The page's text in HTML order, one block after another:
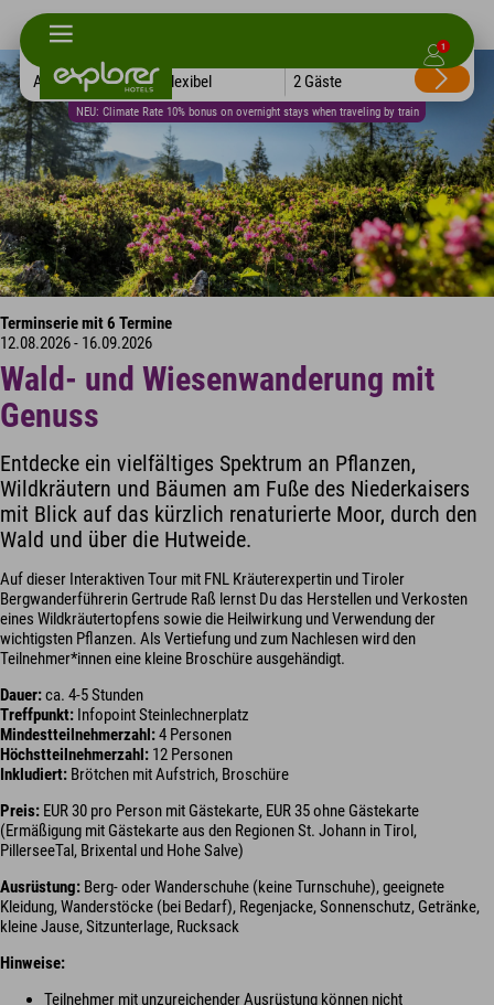
1
NEU: Climate Rate 10% bonus on overnight stays when traveling by train
Alle Hotels Flexibel 2 Gäste
Terminserie mit 6 Termine
12.08.2026 - 16.09.2026
Wald- und Wiesenwanderung mit
Genuss
Entdecke ein vielfältiges Spektrum an Pflanzen,
Wildkräutern und Bäumen am Fuße des Niederkaisers
mit Blick auf das kürzlich renaturierte Moor, durch den
Wald und über die Hutweide.
Auf dieser Interaktiven Tour mit FNL Kräuterexpertin und Tiroler
Bergwanderführerin Gertrude Raß lernst Du das Herstellen und Verkosten
eines Wildkräutertopfens sowie die Heilwirkung und Verwendung der
wichtigsten Pflanzen. Als Vertiefung und zum Nachlesen wird den
Teilnehmer*innen eine kleine Broschüre ausgehändigt.
Dauer:ca. 4-5 Stunden
Treffpunkt: Infopoint Steinlechnerplatz
Mindestteilnehmerzahl:4 Personen
Höchstteilnehmerzahl: 12 Personen
Inkludiert: Brötchen mit Aufstrich, Broschüre
Preis: EUR 30 pro Person mit Gästekarte, EUR 35 ohne Gästekarte
(Ermäßigung mit Gästekarte aus den Regionen St. Johann in Tirol,
PillerseeTal, Brixental und Hohe Salve)
Ausrüstung: Berg- oder Wanderschuhe (keine Turnschuhe), geeignete
Kleidung, Wanderstöcke (bei Bedarf), Regenjacke, Sonnenschutz, Getränke,
kleine Jause, Sitzunterlage, Rucksack
Hinweise:
Teilnehmer mit unzureichender Ausrüstung können nicht